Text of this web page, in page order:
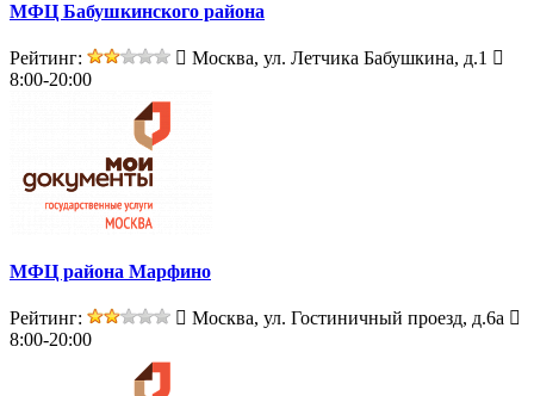
МФЦ Бабушкинского района
Рейтинг:
Москва, ул. Летчика Бабушкина, д.1
8:00-20:00
МФЦ района Марфино
Рейтинг:
Москва, ул. Гостиничный проезд, д.6а
8:00-20:00